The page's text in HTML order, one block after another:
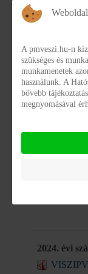
2021. évi
2022. évi
2023. évi
2024. évi
VISZIPV
A pmveszi.hu-n
szükséges és
munkamenetek
használunk. A
bővebb
megnyomásával